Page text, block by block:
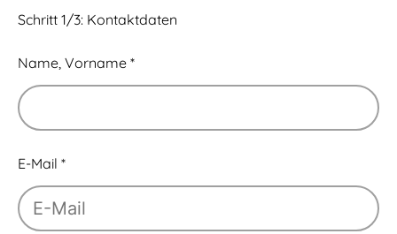
Schritt 1/3: Kontaktdaten
Leave
field
blank
Name, Vorname *
E-Mail *